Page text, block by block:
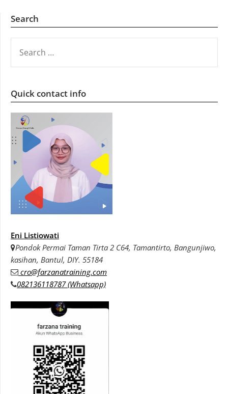
Search
FOR:
Quick contact info
Eni Listiowati
Pondok Permai Taman Tirta 2 C64, Tamantirto, Bangunjiwo,
kasihan, Bantul, DIY. 55184
cro@farzanatraining.com
082136118787 (Whatsapp)